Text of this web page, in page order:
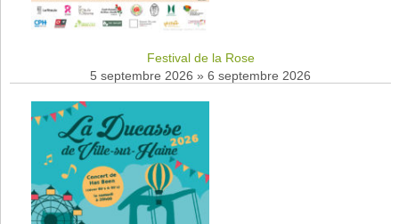
Festival de la Rose
5 septembre 2026 » 6 septembre 2026